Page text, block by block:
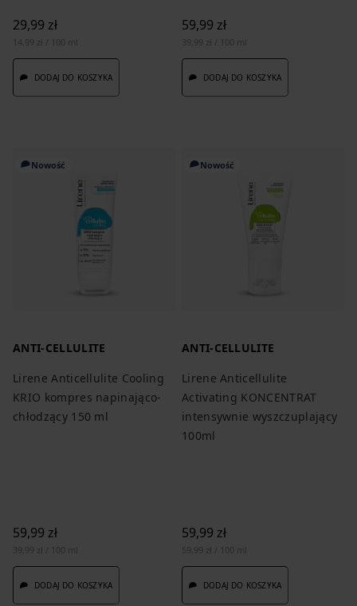
29,99 zł
14,99 zł / 100 ml
DODAJ DO KOSZYKA
59,99 zł
39,99 zł / 100 ml
DODAJ DO KOSZYKA
Nowość
ANTI-CELLULITE
Lirene Anticellulite Cooling
KRIO kompres napinająco-
chłodzący 150 ml
59,99 zł
39,99 zł / 100 ml
DODAJ DO KOSZYKA
Nowość
ANTI-CELLULITE
Lirene Anticellulite
Activating KONCENTRAT
intensywnie wyszczuplający
100ml
59,99 zł
59,99 zł / 100 ml
DODAJ DO KOSZYKA